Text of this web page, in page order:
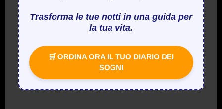
Trasforma le tue notti in una guida per
la tua vita.
🛒 ORDINA ORA IL TUO DIARIO DEI
SOGNI